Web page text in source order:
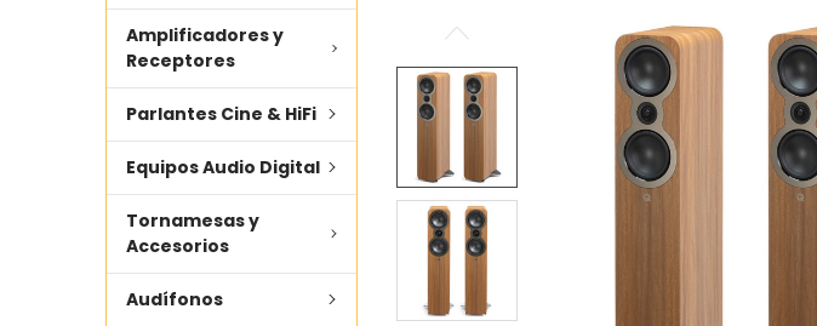
Amplificadores y
Receptores
Parlantes Cine & HiFi
Equipos Audio Digital
Tornamesas y
Accesorios
Audífonos
JUNTOS
FRECUENTEMENTE:
AÑADIR LO
SELECCIONADO
AL CARRITO